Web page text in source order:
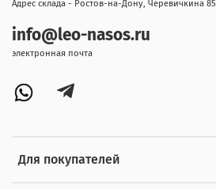
Для покупателей
Адрес склада - Ростов-на-Дону, Черевичкина 85
info@leo-nasos.ru
электронная почта